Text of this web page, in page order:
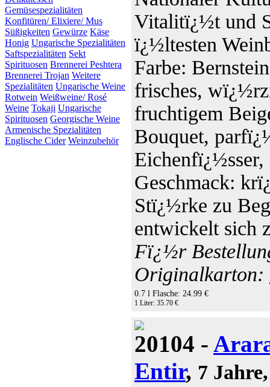
Gemüsespezialitäten
Konfitüren/ Elixiere/ Mus
Süßigkeiten Gewürze Käse
Honig Ungarische Spezialitäten
Saftspezialitäten Sekt
Spirituosen Brennerei Peshtera
Brennerei Trojan Weitere
Spezialitäten Ungarische Weine
Rotwein Weißweine/ Rosé
Weine Tokaji Ungarische
Spirituosen Georgische Weine
Armenische Spezialitäten
Englische Cider Weinzubehör
Vitalitï¿½t und
ï¿½ltesten
Farbe:
frisches,
fruchtigem
Bouquet,
Eichenfï¿½sser,
Geschmack:
Stï¿½rke zu
entwickelt sich
Fï¿½r
Originalkarton:
0.7 l Flasche: 24.99 €
1 Liter: 35.70 €
20104 -
Entir, 7